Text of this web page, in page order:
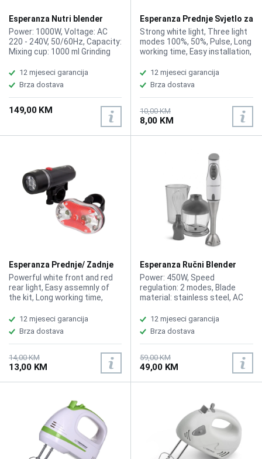
Temperature range (mp): 40 -
100 C
Esperanza Nutri blender
Nutri Master EKM028 1000W
Power: 1000W, Voltage: AC
220 - 240V, 50/60Hz, Capacity:
Mixing cup: 1000 ml Grinding
cups, Knife with six mixing
blades, Knife with two blades
for mincing, Length of the
power cord : 125 cm,
Dimensions: 385 x 158 x
12 mjeseci garancija
Brza dostava
149,00 KM
Esperanza Prednje Svjetlo za
Biciklo EOT012
Strong white light, Three light
modes 100%, 50%, Pulse, Long
working time, Easy installation,
batteries, not included
12 mjeseci garancija
Brza dostava
10,00 KM
8,00 KM
Esperanza Prednje/ Zadnje
Svjetlo za Biciklo EOT015
Powerful white front and red
rear light, Easy assemnly of
the kit, Long working time,
resistant, Power : 4x AAA
(front light - not included) | 2x
AAA (rear light - not included)
12 mjeseci garancija
Brza dostava
14,00 KM
13,00 KM
Esperanza Ručni Blender
Pesto EKM003E 450W
Power: 450W, Speed ​​
regulation: 2 modes, Blade
material: stainless steel, AC
Gray, Mixing container: 500 ml,
750 ml chopping container,
Included: 1 x Blender 1 x Mixing
container 1 x Chopping
container 1 x Whipping
attachment
12 mjeseci garancija
Brza dostava
59,00 KM
49,00 KM